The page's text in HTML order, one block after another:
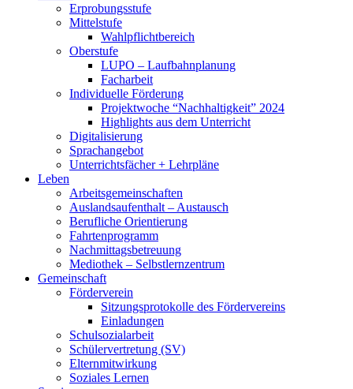
Erprobungsstufe
Mittelstufe
Wahlpflichtbereich
Oberstufe
LUPO – Laufbahnplanung
Facharbeit
Individuelle Förderung
Projektwoche “Nachhaltigkeit” 2024
Highlights aus dem Unterricht
Digitalisierung
Sprachangebot
Unterrichtsfächer + Lehrpläne
Leben
Arbeitsgemeinschaften
Auslandsaufenthalt – Austausch
Berufliche Orientierung
Fahrtenprogramm
Nachmittagsbetreuung
Mediothek – Selbstlernzentrum
Gemeinschaft
Förderverein
Sitzungsprotokolle des Fördervereins
Einladungen
Schulsozialarbeit
Schülervertretung (SV)
Elternmitwirkung
Soziales Lernen